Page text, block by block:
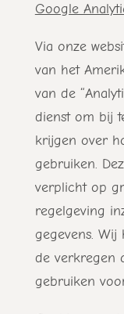
Google
Via onze
van het
van de
dienst om bij
krijgen over
gebruiken.
verplicht op
regelgeving
gegevens.
de verkregen
gebruiken